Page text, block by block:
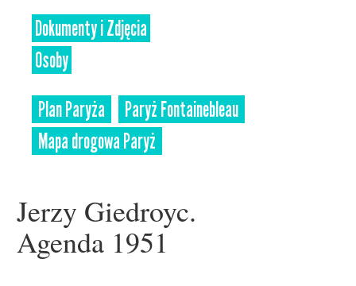
Dokumenty i Zdjęcia
Osoby
Plan Paryża
Paryż Fontainebleau
Mapa drogowa Paryż
Jerzy Giedroyc.
Agenda 1951